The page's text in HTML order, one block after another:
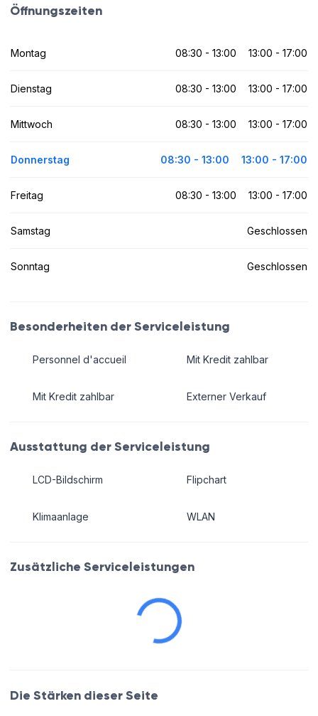
Öffnungszeiten
Montag 08:30 - 13:00 13:00 - 17:00
Dienstag 08:30 - 13:00 13:00 - 17:00
Mittwoch 08:30 - 13:00 13:00 - 17:00
Donnerstag 08:30 - 13:00 13:00 - 17:00
Freitag 08:30 - 13:00 13:00 - 17:00
Samstag Geschlossen
Sonntag Geschlossen
Besonderheiten der Serviceleistung
Personnel d'accueil
Mit Kredit zahlbar
Mit Kredit zahlbar
Externer Verkauf
Ausstattung der Serviceleistung
LCD-Bildschirm
Klimaanlage
Flipchart
WLAN
Zusätzliche Serviceleistungen
Die Stärken dieser Seite